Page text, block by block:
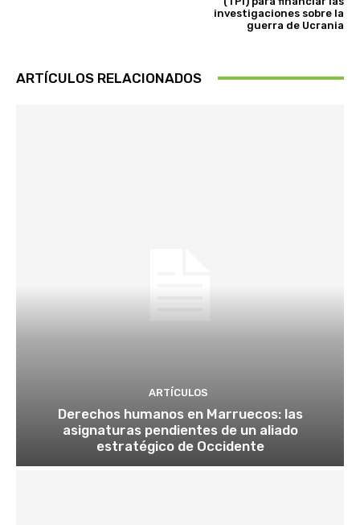
investigaciones sobre la
guerra de Ucrania
ARTÍCULOS RELACIONADOS
ARTÍCULOS
Derechos humanos en Marruecos: las
asignaturas pendientes de un aliado
estratégico de Occidente